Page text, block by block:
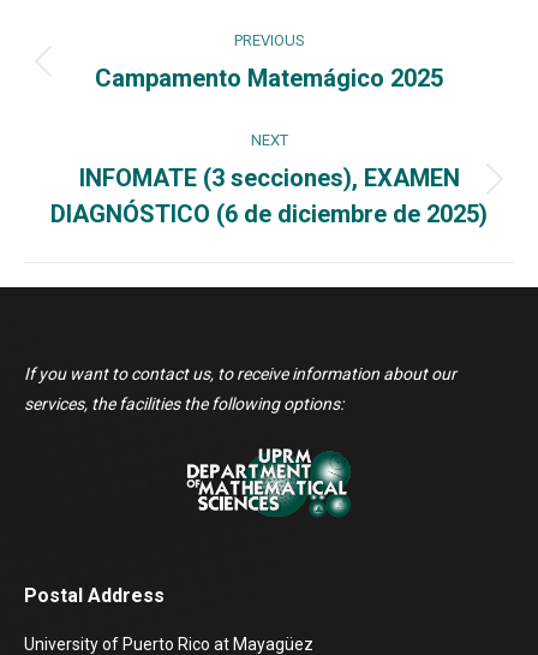
navigation
PREVIOUS
Previous
Campamento Matemágico 2025
NEXT
Next
post:
INFOMATE (3 secciones), EXAMEN
DIAGNÓSTICO (6 de diciembre de 2025)
If you want to contact us, to receive information about our
services, the facilities the following options:
Postal Address
University of Puerto Rico at Mayagüez